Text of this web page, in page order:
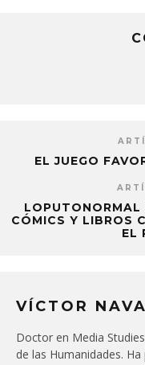
EL JUEGO
LOPUTONORMAL
CÓMICS Y LIBROS
EL
VÍCTOR
Doctor en Media
de las Humanidades.